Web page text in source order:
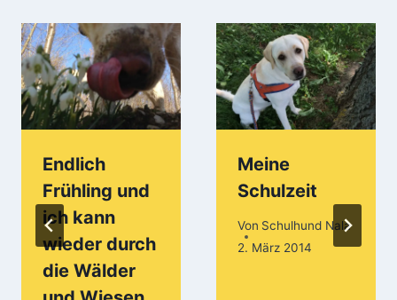
Endlich
Frühling und
ich kann
wieder durch
die Wälder
Meine
Schulzeit
Von Schulhund Nala
2. März 2014